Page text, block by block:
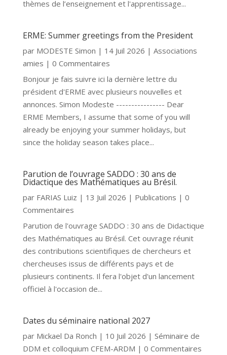
thèmes de l’enseignement et l'apprentissage...
ERME: Summer greetings from the President
par MODESTE Simon | 14 Juil 2026 | Associations
amies | 0 Commentaires
Bonjour je fais suivre ici la dernière lettre du
président d'ERME avec plusieurs nouvelles et
annonces. Simon Modeste ---------------- Dear
ERME Members, I assume that some of you will
already be enjoying your summer holidays, but
since the holiday season takes place...
Parution de l’ouvrage SADDO : 30 ans de
Didactique des Mathématiques au Brésil.
par FARIAS Luiz | 13 Juil 2026 | Publications | 0
Commentaires
Parution de l'ouvrage SADDO : 30 ans de Didactique
des Mathématiques au Brésil. Cet ouvrage réunit
des contributions scientifiques de chercheurs et
chercheuses issus de différents pays et de
plusieurs continents. Il fera l'objet d'un lancement
officiel à l'occasion de...
Dates du séminaire national 2027
par Mickael Da Ronch | 10 Juil 2026 | Séminaire de
DDM et colloquium CFEM-ARDM | 0 Commentaires